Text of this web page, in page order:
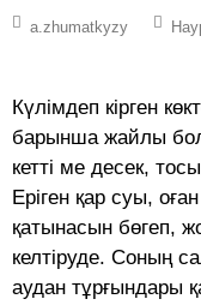
a.zhumatkyzy
Күлімдеп кірген
барынша жайлы
кетті ме десек,
Еріген қар суы,
қатынасын бөгеп,
келтіруде. Соның
аудан тұрғындары